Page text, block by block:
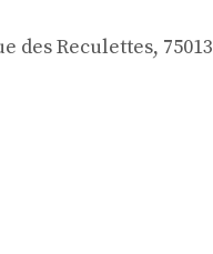
des Reculettes, 75013